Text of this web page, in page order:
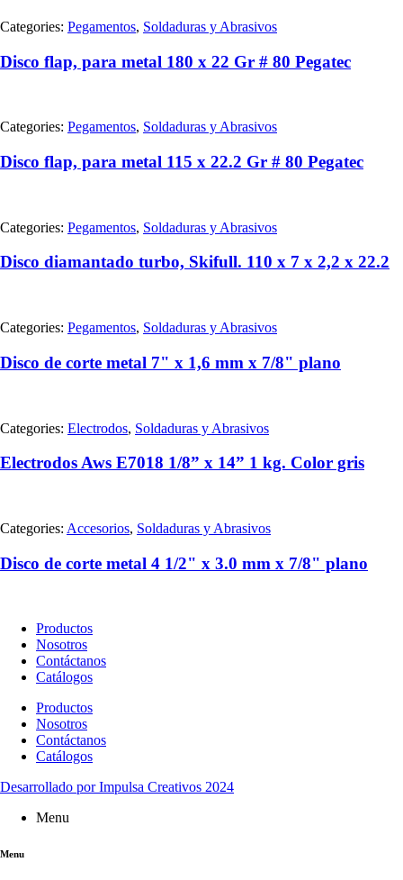
Categories: Pegamentos, Soldaduras y Abrasivos
Disco flap, para metal 180 x 22 Gr # 80 Pegatec
Categories: Pegamentos, Soldaduras y Abrasivos
Disco flap, para metal 115 x 22.2 Gr # 80 Pegatec
Categories: Pegamentos, Soldaduras y Abrasivos
Disco diamantado turbo, Skifull. 110 x 7 x 2,2 x 22.2
Categories: Pegamentos, Soldaduras y Abrasivos
Disco de corte metal 7" x 1,6 mm x 7/8" plano
Categories: Electrodos, Soldaduras y Abrasivos
Electrodos Aws E7018 1/8” x 14” 1 kg. Color gris
Categories: Accesorios, Soldaduras y Abrasivos
Disco de corte metal 4 1/2" x 3.0 mm x 7/8" plano
Productos
Nosotros
Contáctanos
Catálogos
Productos
Nosotros
Contáctanos
Catálogos
Desarrollado por Impulsa Creativos 2024
Menu
Menu